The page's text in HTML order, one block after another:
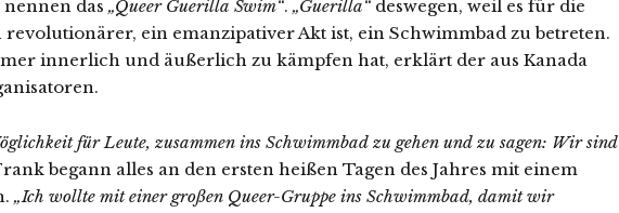
das „Queer Guerilla Swim“. „Guerilla“deswegen, weil es für die
ein emanzipativer Akt ist, ein Schwimmbad zu betreten.
innerlich und äußerlich zu kämpfen hat, erklärt der aus Kanada
für Leute, zusammen ins Schwimmbad zu gehen und zu sagen: Wir sind
begann alles an den ersten heißen Tagen des Jahres mit einem
„Ich wollte mit einer großen Queer-Gruppe ins Schwimmbad, damit wir